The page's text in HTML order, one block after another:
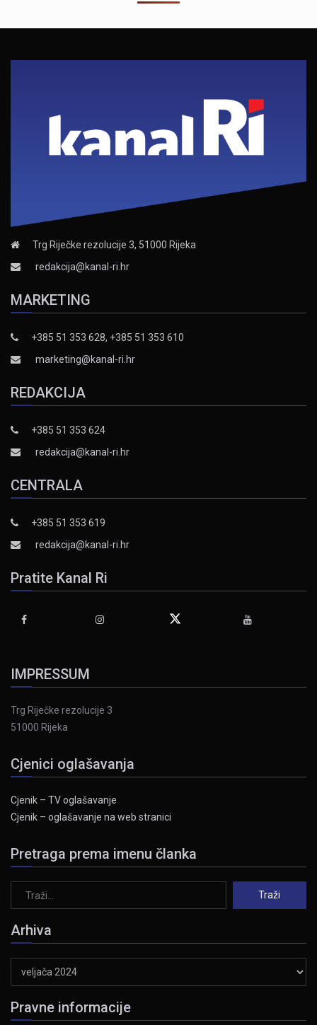
Trg Riječke rezolucije 3, 51000 Rijeka
redakcija@kanal-ri.hr
MARKETING
+385 51 353 628, +385 51 353 610
marketing@kanal-ri.hr
REDAKCIJA
+385 51 353 624
redakcija@kanal-ri.hr
CENTRALA
+385 51 353 619
redakcija@kanal-ri.hr
Pratite Kanal Ri
IMPRESSUM
Trg Riječke rezolucije 3
51000 Rijeka
Cjenici oglašavanja
Cjenik – TV oglašavanje
Cjenik – oglašavanje na web stranici
Pretraga prema imenu članka
Arhiva
Pravne informacije